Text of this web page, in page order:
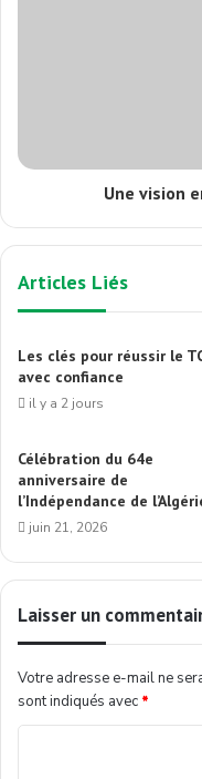
Une vision
Articles Liés
Les clés pour réussir le
avec confiance
il y a 2 jours
Célébration du 64e
anniversaire de
l’Indépendance de
juin 21, 2026
Laisser un
Votre adresse e-mail ne
sont indiqués avec *